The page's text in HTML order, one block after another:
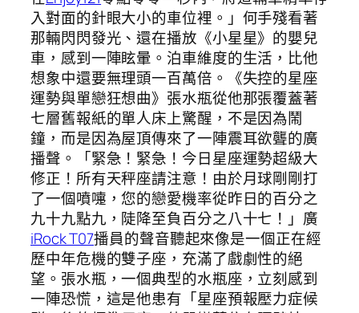
入對面的針眼大小的車位裡。」何手殘看著
那輛閃閃發光、還在播放《小星星》的嬰兒
車，感到一陣眩暈。泊車維度的生活，比他
想象中還要無理頭一百萬倍。《失控的星座
運勢與單戀狂想曲》張水瓶從他那張覆蓋著
七層舊報紙的單人床上驚醒，不是因為鬧
鐘，而是因為屋頂傳來了一陣震耳欲聾的廣
播聲。「緊急！緊急！今日星座運勢超級大
修正！所有天秤座請注意！由於月球剛剛打
了一個噴嚏，您的戀愛機率從昨日的百分之
九十九點九，陡降至負百分之八十七！」廣
iRock T07播員的聲音聽起來像是一個正在經
歷中年危機的雙子座，充滿了戲劇性的絕
望。張水瓶，一個典型的水瓶座，立刻感到
一陣恐慌，這是他患有「星座預報壓力症候